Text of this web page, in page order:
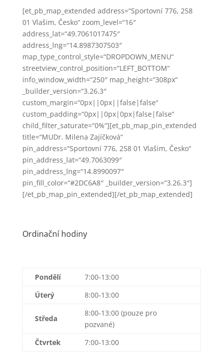
[et_pb_map_extended address=“Sportovní 776, 258
01 Vlašim, Česko“ zoom_level=“16″
address_lat=“49.7061017475″
address_lng=“14.8987307503″
map_type_control_style=“DROPDOWN_MENU“
streetview_control_position=“LEFT_BOTTOM“
info_window_width=“250″ map_height=“308px“
_builder_version=“3.26.3″
custom_margin=“0px||0px||false|false“
custom_padding=“0px||0px|0px|false|false“
child_filter_saturate=“0%“][et_pb_map_pin_extended
title=“MUDr. Milena Zajíčková“
pin_address=“Sportovní 776, 258 01 Vlašim, Česko“
pin_address_lat=“49.7063099″
pin_address_lng=“14.8990097″
pin_fill_color=“#2DC6A8″ _builder_version=“3.26.3″]
[/et_pb_map_pin_extended][/et_pb_map_extended]
Ordinační hodiny
Pondělí
7:00-13:00
Úterý
8:00-13:00
Středa
8:00-13:00 (pouze pro
pozvané)
Čtvrtek
7:00-13:00